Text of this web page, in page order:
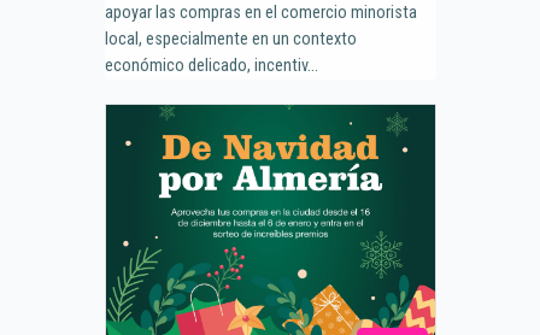
apoyar las compras en el comercio minorista
local, especialmente en un contexto
económico delicado, incentiv...